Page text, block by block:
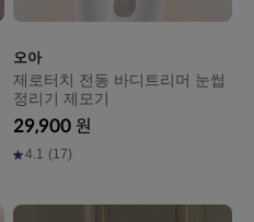
오아
제로터치 전동 바디트리머 눈썹
정리기 제모기
29,900 원
4.1 (17)